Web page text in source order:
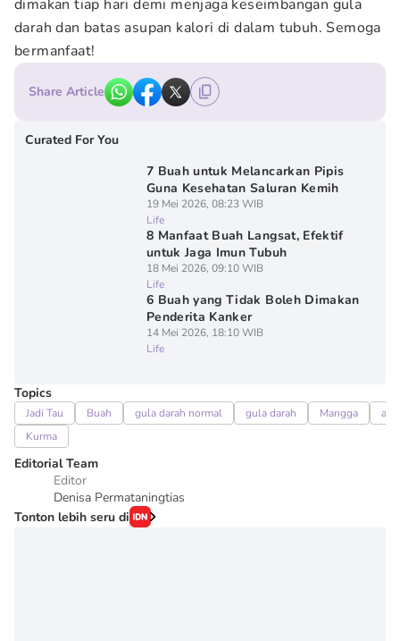
dimakan tiap hari demi menjaga keseimbangan gula
darah dan batas asupan kalori di dalam tubuh. Semoga
bermanfaat!
Share Article
Curated For You
7 Buah untuk Melancarkan Pipis
Guna Kesehatan Saluran Kemih
19 Mei 2026, 08:23 WIB
Life
8 Manfaat Buah Langsat, Efektif
untuk Jaga Imun Tubuh
18 Mei 2026, 09:10 WIB
Life
6 Buah yang Tidak Boleh Dimakan
Penderita Kanker
14 Mei 2026, 18:10 WIB
Life
Topics
Jadi Tau Buah gula darah normal gula darah Mangga
Kurma
Editorial Team
Editor
Denisa Permataningtias
Tonton lebih seru di